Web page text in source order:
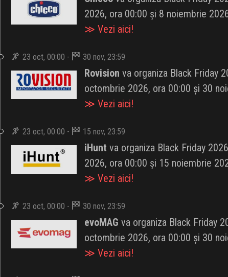
2026, ora 00:00 și 8 noiembrie
≫ Vezi aici!
23 oct, 00:00 - 30 nov, 23:59
Rovision va organiza Black Friday
octombrie 2026, ora 00:00 și 30
≫ Vezi aici!
23 oct, 00:00 - 15 nov, 23:59
iHunt va organiza Black Friday
2026, ora 00:00 și 15 noiembrie
≫ Vezi aici!
23 oct, 00:00 - 30 nov, 23:59
evoMAG va organiza Black Friday
octombrie 2026, ora 00:00 și 30
≫ Vezi aici!